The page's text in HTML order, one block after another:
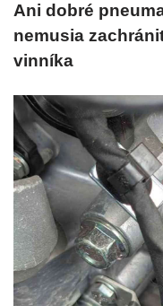
Ani dobré
nemusia
vinníka